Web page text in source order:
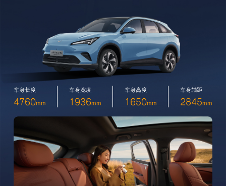
车身长度
4760mm
车身宽度
1936mm
车身高度
1650mm
车身轴距
2845mm